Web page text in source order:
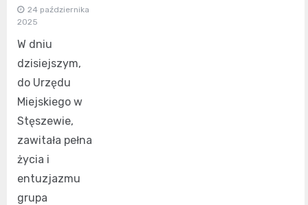
24 października
2025
W dniu
dzisiejszym,
do Urzędu
Miejskiego w
Stęszewie,
zawitała pełna
życia i
entuzjazmu
grupa